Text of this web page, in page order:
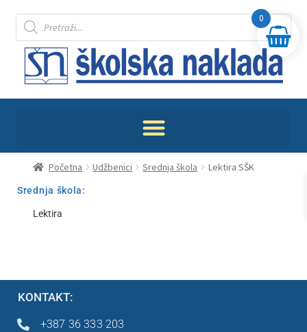
Početna Udžbenici Srednja škola Lektira SŠK
Srednja škola:
Lektira
KONTAKT:
+387 36 333 203
0